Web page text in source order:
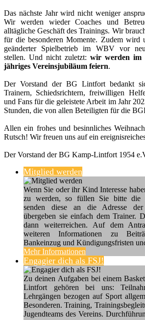
Das nächste Jahr wird nicht weniger
Wir werden wieder Coaches und
alltägliche Geschäft des Trainings. Wir
für die besonderen Momente. Zudem wird
geänderter Spielbetrieb im WBV vor
stellen. Und nicht zuletzt: wir werden im
jähriges Vereinsjubiläum feiern.
Der Vorstand der BG Lintfort bedankt
Trainern, Schiedsrichtern, freiwilligen
und Fans für die geleistete Arbeit im Jahr
Stunden, die von allen Beteiligten für die
Allen ein frohes und besinnliches
Rutsch! Wir freuen uns auf ein
Der Vorstand der BG Kamp-Lintfort 1954
Mitglied werden
Wenn Sie oder ihr Kind Interesse
zu werden, so füllen Sie bitte die
senden diese an die Adresse der
übergeben sie einfach dem Trainer.
dann weiterreichen. Auf dem
weiteren Informationen zu
Bankeinzug und Kündigungsfristen
Mehr Informationen
Engagier dich als FSJ!
Zu deinen Aufgaben bei einem
Lintfort gehören bei uns:
Lehrgängen bezogen auf Sport
Besonderen. Training,
Jugendteams des Vereins.